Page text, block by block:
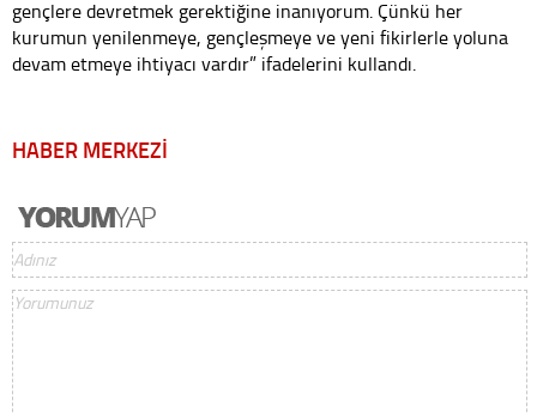
gençlere devretmek gerektiğine inanıyorum. Çünkü her
kurumun yenilenmeye, gençleşmeye ve yeni fikirlerle yoluna
devam etmeye ihtiyacı vardır” ifadelerini kullandı.
HABER MERKEZİ